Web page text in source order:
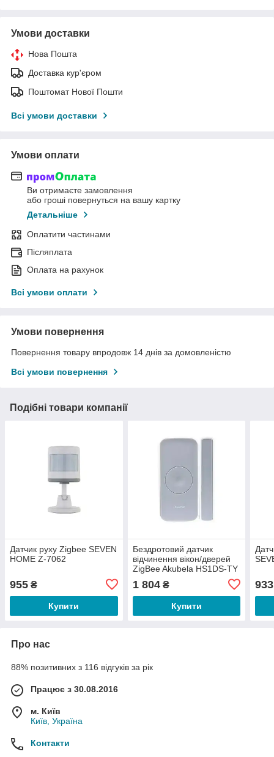
Умови доставки
Нова Пошта
Доставка кур'єром
Поштомат Нової Пошти
Всі умови доставки
Умови оплати
Ви отримаєте замовлення
або гроші повернуться на вашу картку
Детальніше
Оплатити частинами
Післяплата
Оплата на рахунок
Всі умови оплати
Умови повернення
Повернення товару впродовж 14 днів за домовленістю
Всі умови повернення
Подібні товари компанії
Датчик руху Zigbee SEVEN
HOME Z-7062
955 ₴
Купити
Бездротовий датчик
відчинення вікон/дверей
ZigBee Akubela HS1DS-TY
1 804₴
Купити
933
Про нас
88% позитивних з 116 відгуків за рік
Працює з 30.08.2016
м. Київ
Київ, Україна
Контакти